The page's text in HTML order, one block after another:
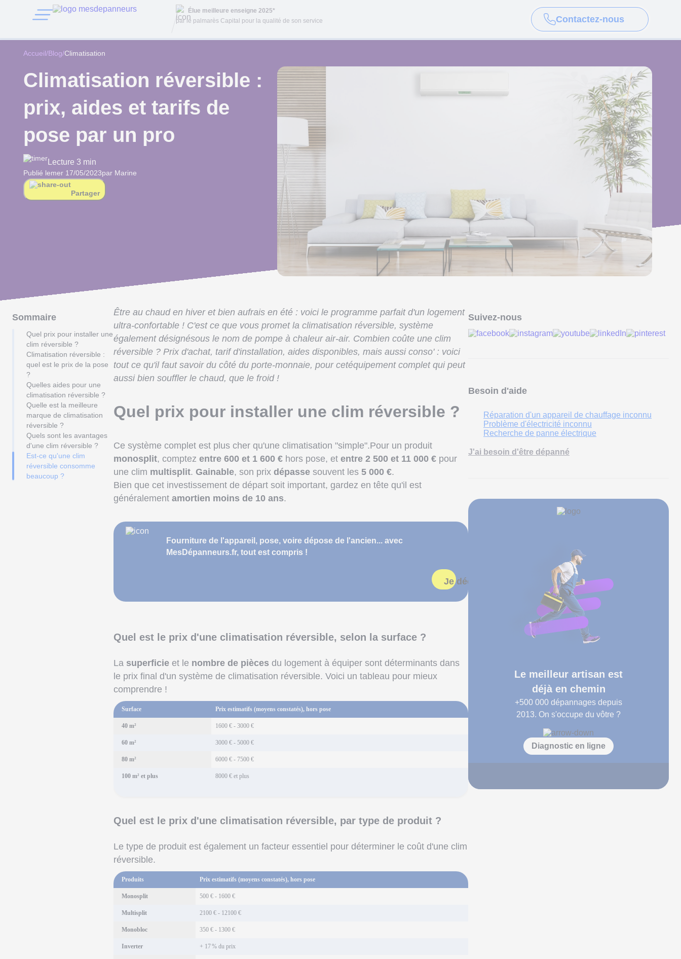
Élue meilleure enseigne 2025*
par le palmarès Capital pour la qualité de son service
Contactez-nous
Accueil/Blog/Climatisation
Climatisation réversible :
prix, aides et tarifs de
pose par un pro
Lecture 3 min
Publié lemer 17/05/2023par Marine
Partager
Sommaire
Quel prix pour installer une
clim réversible ?
Climatisation réversible :
quel est le prix de la pose
?
Quelles aides pour une
climatisation réversible ?
Quelle est la meilleure
marque de climatisation
réversible ?
Quels sont les avantages
d'une clim réversible ?
Est-ce qu'une clim
réversible consomme
beaucoup ?
Être au chaud en hiver et bien aufrais en été : voici le programme parfait d'un logement
ultra-confortable ! C'est ce que vous promet la climatisation réversible, système
également désignésous le nom de pompe à chaleur air-air. Combien coûte une clim
réversible ? Prix d'achat, tarif d'installation, aides disponibles, mais aussi conso' : voici
tout ce qu'il faut savoir du côté du porte-monnaie, pour cetéquipement complet qui peut
aussi bien souffler le chaud, que le froid !
Quel prix pour installer une clim réversible ?
Ce système complet est plus cher qu'une climatisation "simple".Pour un produit
monosplit, comptez entre 600 et 1 600 € hors pose, et entre 2 500 et 11 000 € pour
une clim multisplit. Gainable, son prix dépasse souvent les 5 000 €.
Bien que cet investissement de départ soit important, gardez en tête qu'il est
généralement amortien moins de 10 ans.
Fourniture de l'appareil, pose, voire dépose de l'ancien... avec
MesDépanneurs.fr, tout est compris !
Je découvre le prix de ma future clim !
Quel est le prix d'une climatisation réversible, selon la surface ?
La superficie et le nombre de pièces du logement à équiper sont déterminants dans
le prix final d'un système de climatisation réversible. Voici un tableau pour mieux
comprendre !
Surface Prix estimatifs (moyens constatés), hors pose
40 m² 1600 € - 3000 €
60 m² 3000 € - 5000 €
80 m² 6000 € - 7500 €
100 m² et plus 8000 € et plus
Quel est le prix d'une climatisation réversible, par type de produit ?
Le type de produit est également un facteur essentiel pour déterminer le coût d'une clim
réversible.
Produits Prix estimatifs (moyens constatés), hors pose
Monosplit 500 € - 1600 €
Multisplit 2100 € - 12100 €
Monobloc 350 € - 1300 €
Inverter + 17 % du prix
Suivez-nous
Besoin d'aide
Réparation d'un appareil de chauffage inconnu
Problème d'électricité inconnu
Recherche de panne électrique
J'ai besoin d'être dépanné
Le meilleur artisan est
déjà en chemin
+500 000 dépannages depuis
2013. On s'occupe du vôtre ?
Diagnostic en ligne